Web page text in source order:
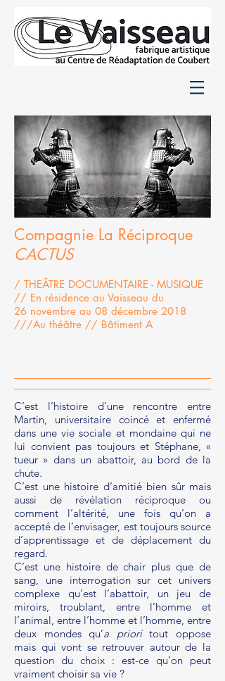
Compagnie La Réciproque
CACTUS
​/ THEÂTRE DOCUMENTAIRE - MUSIQUE
​// En résidence au Vaisseau du
26 novembre au 08 décembre 2018
///Au théâtre // Bâtiment A
C’est l’histoire d’une rencontre entre
Martin, universitaire coincé et enfermé
dans une vie sociale et mondaine qui ne
lui convient pas toujours et Stéphane, «
tueur » dans un abattoir, au bord de la
chute.
C’est une histoire d’amitié bien sûr mais
aussi de révélation réciproque ou
comment l’altérité, une fois qu’on a
accepté de l’envisager, est toujours source
d’apprentissage et de déplacement du
regard.
C’est une histoire de chair plus que de
sang, une interrogation sur cet univers
complexe qu’est l’abattoir, un jeu de
miroirs, troublant, entre l’homme et
l’animal, entre l’homme et l’homme, entre
deux mondes qu’a prioritout oppose
mais qui vont se retrouver autour de la
question du choix : est-ce qu’on peut
vraiment choisir sa vie ?